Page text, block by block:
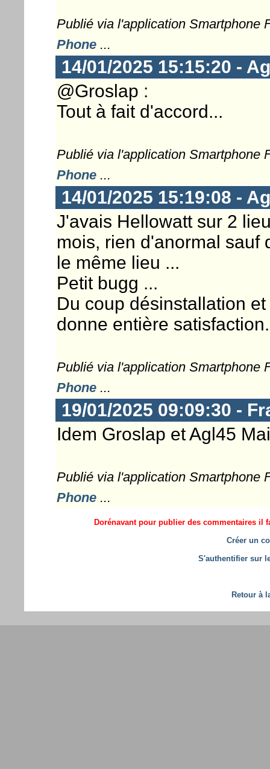
Publié via l'application Smartphone
Phone...
14/01/2025 15:15:20 -
@Groslap :
Tout à fait d'accord...
Publié via l'application Smartphone
Phone...
14/01/2025 15:19:08 -
J'avais Hellowatt sur 2
mois, rien d'anormal sauf
le même lieu ...
Petit bugg ...
Du coup désinstallation
donne entière satisfaction.
Publié via l'application Smartphone
Phone...
19/01/2025 09:09:30 -
Idem Groslap et Agl45
Publié via l'application Smartphone
Phone...
Dorénavant pour publier des commentaires il
Créer un
S'authentifier sur
Retour à